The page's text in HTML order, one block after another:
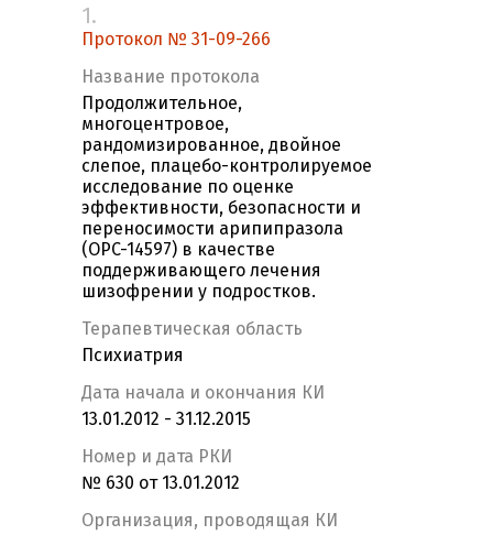
1.
Протокол № 31-09-266
Название протокола
Продолжительное,
многоцентровое,
рандомизированное, двойное
слепое, плацебо-контролируемое
исследование по оценке
эффективности, безопасности и
переносимости арипипразола
(OPC-14597) в качестве
поддерживающего лечения
шизофрении у подростков.
Терапевтическая область
Психиатрия
Дата начала и окончания КИ
13.01.2012 - 31.12.2015
Номер и дата РКИ
№ 630 от 13.01.2012
Организация, проводящая КИ